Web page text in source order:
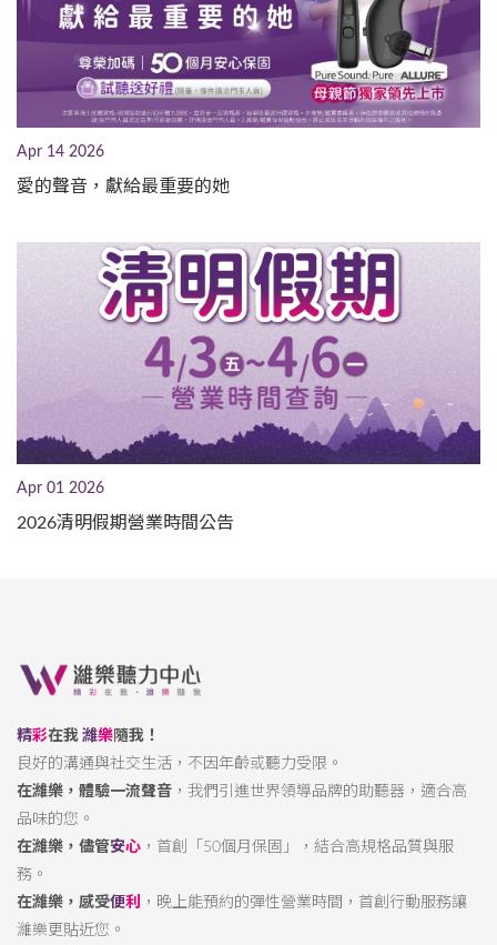
Apr 14 2026
愛的聲音，獻給最重要的她
Apr 01 2026
2026清明假期營業時間公告
精彩在我 濰樂隨我！
良好的溝通與社交生活，不因年齡或聽力受限。
在濰樂，體驗一流聲音 ，我們引進世界領導品牌的助聽器，適合高
品味的您。
在濰樂，儘管安心 ，首創「50個月保固」，結合高規格品質與服
務。
在濰樂，感受便利 ，晚上能預約的彈性營業時間，首創行動服務讓
濰樂更貼近您。